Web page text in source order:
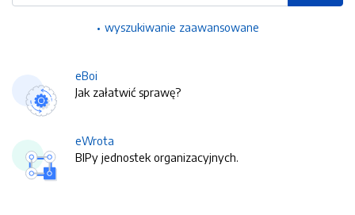
wyszukiwanie zaawansowane
eBoi
Jak załatwić sprawę?
eWrota
BIPy jednostek organizacyjnych.